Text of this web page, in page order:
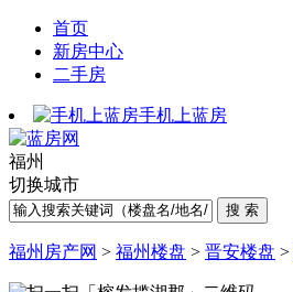
首页
新房中心
二手房
手机上蓝房
福州
切换城市
福州房产网 > 福州楼盘 > 晋安楼盘 >